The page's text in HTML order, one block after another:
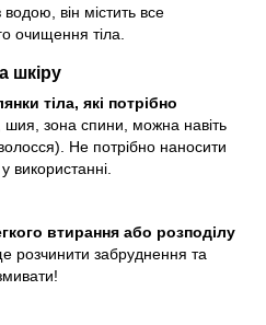
він містить все
очищення тіла.
шкіру
тіла, які потрібно
шия, зона спини, можна навіть
Не потрібно наносити
використанні.
втирання або розподілу
розчинити забруднення та